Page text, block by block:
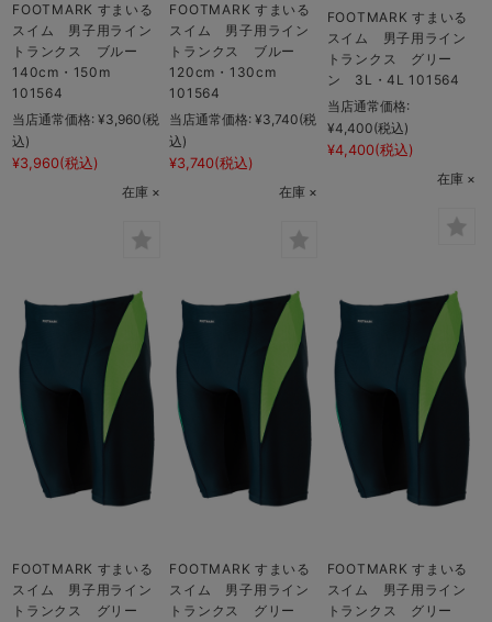
FOOTMARK すまいる
スイム 男子用ライン
トランクス ブルー
140cm・150m
101564
当店通常価格: ¥3,960(税
込)
¥3,960(税込)
在庫 ×
FOOTMARK すまいる
スイム 男子用ライン
トランクス ブルー
120cm・130cm
101564
当店通常価格: ¥3,740(税
込)
¥3,740(税込)
在庫 ×
FOOTMARK すまいる
スイム 男子用ライン
トランクス グリー
ン 3L・4L 101564
当店通常価格:
¥4,400(税込)
¥4,400(税込)
在庫 ×
FOOTMARK すまいる
スイム 男子用ライン
トランクス グリー
FOOTMARK すまいる
スイム 男子用ライン
トランクス グリー
FOOTMARK すまいる
スイム 男子用ライン
トランクス グリー